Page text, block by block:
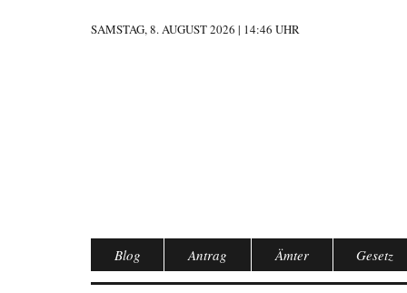
SAMSTAG, 8. AUGUST 2026 | 14:46 UHR
Blog Antrag Ämter Gesetz